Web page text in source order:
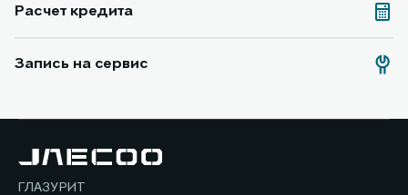
Расчет кредита
Запись на сервис
ГЛАЗУРИТ